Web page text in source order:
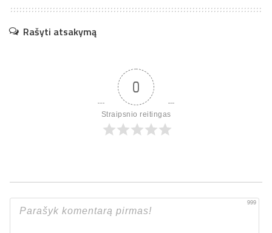
Rašyti atsakymą
0
Straipsnio reitingas
999